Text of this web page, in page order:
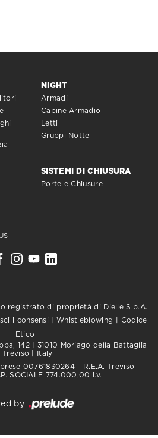
NIGHT
Armadi
Cabine Armadio
Letti
Gruppi Notte
SISTEMI DI CHIUSURA
Porte e Chiusure
registrato di proprietà di Dielle S.p.A.
i consensi Whistleblowing
Codice
Etico
142 | 31010 Moriago della Battaglia
| Treviso | Italy
00761830264 - R.E.A. Treviso
SOCIALE 774.000,00 i.v.
by